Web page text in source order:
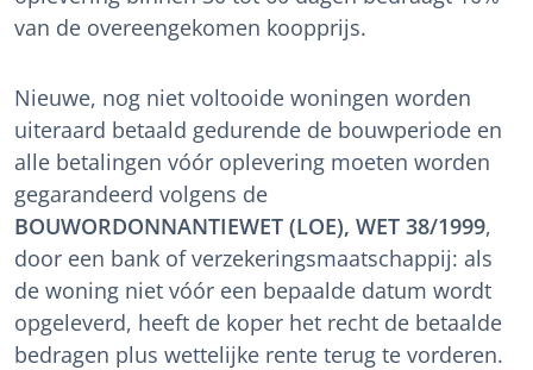
van de overeengekomen koopprijs.
Nieuwe, nog niet voltooide woningen worden
uiteraard betaald gedurende de bouwperiode en
alle betalingen vóór oplevering moeten worden
gegarandeerd volgens de
BOUWORDONNANTIEWET (LOE), WET 38/1999,
door een bank of verzekeringsmaatschappij: als
de woning niet vóór een bepaalde datum wordt
opgeleverd, heeft de koper het recht de betaalde
bedragen plus wettelijke rente terug te vorderen.